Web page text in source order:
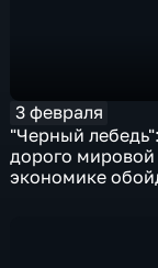
3 февраля
"Черный
дорого мировой
экономике